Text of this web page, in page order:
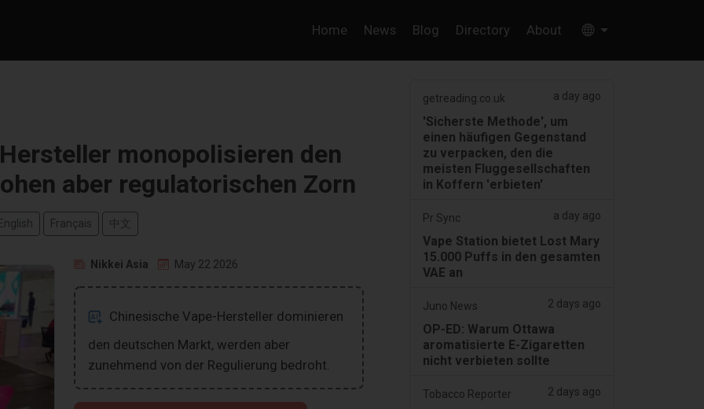
Home News Blog Directory About
monopolisieren den
aber regulatorischen Zorn
Français 中文
Nikkei Asia May 22 2026
Chinesische Vape-Hersteller dominieren
den deutschen Markt, werden aber
zunehmend von der Regulierung bedroht.
getreading.co.uk a day ago
'Sicherste Methode', um
einen häufigen Gegenstand
zu verpacken, den die
meisten Fluggesellschaften
in Koffern 'erbieten'
Pr Sync a day ago
Vape Station bietet Lost Mary
15.000 Puffs in den gesamten
VAE an
Juno News 2 days ago
OP-ED: Warum Ottawa
aromatisierte E-Zigaretten
nicht verbieten sollte
Tobacco Reporter 2 days ago